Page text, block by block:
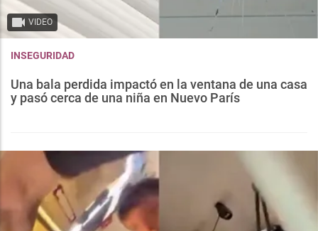
VIDEO
INSEGURIDAD
Una bala perdida impactó en la ventana de una casa
y pasó cerca de una niña en Nuevo París